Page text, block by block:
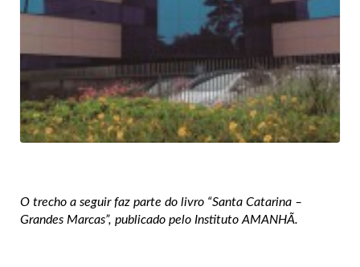
O trecho a seguir faz parte do livro “Santa Catarina –
Grandes Marcas”, publicado pelo Instituto AMANHÃ.